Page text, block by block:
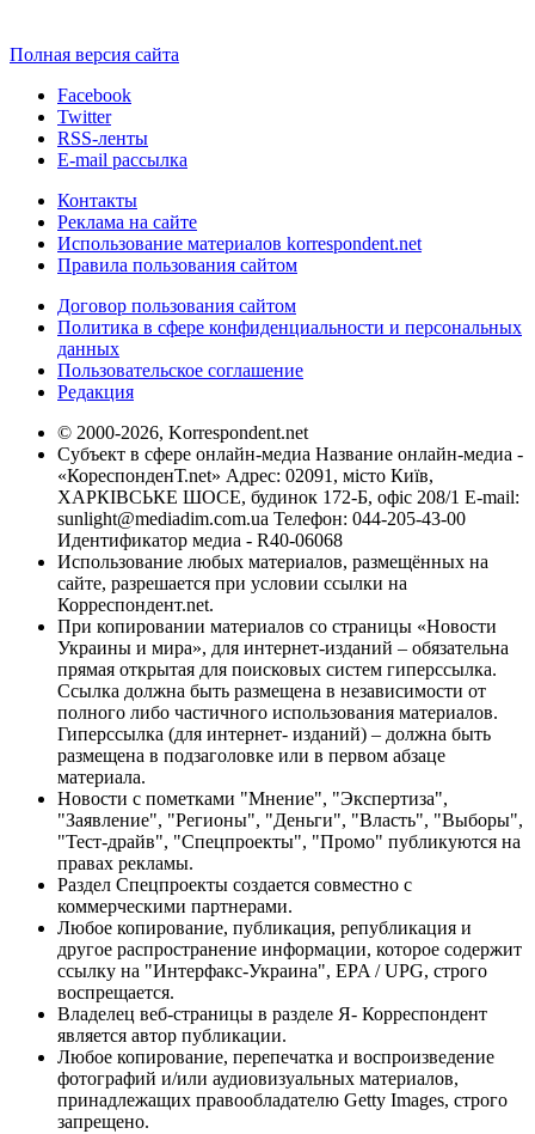
Полная версия сайта
Facebook
Twitter
RSS-ленты
E-mail рассылка
Контакты
Реклама на сайте
Использование материалов korrespondent.net
Правила пользования сайтом
Договор пользования сайтом
Политика в сфере конфиденциальности и персональных
данных
Пользовательское соглашение
Редакция
© 2000-2026, Korrespondent.net
Субъект в сфере онлайн-медиа Название онлайн-медиа -
«КореспонденТ.net» Адрес: 02091, місто Київ,
ХАРКІВСЬКЕ ШОСЕ, будинок 172-Б, офіс 208/1 E-mail:
sunlight@mediadim.com.ua Телефон: 044-205-43-00
Идентификатор медиа - R40-06068
Использование любых материалов, размещённых на
сайте, разрешается при условии ссылки на
Корреспондент.net.
При копировании материалов со страницы «Новости
Украины и мира», для интернет-изданий – обязательна
прямая открытая для поисковых систем гиперссылка.
Ссылка должна быть размещена в независимости от
полного либо частичного использования материалов.
Гиперссылка (для интернет- изданий) – должна быть
размещена в подзаголовке или в первом абзаце
материала.
Новости с пометками "Мнение", "Экспертиза",
"Заявление", "Регионы", "Деньги", "Власть", "Выборы",
"Тест-драйв", "Спецпроекты", "Промо" публикуются на
правах рекламы.
Раздел Спецпроекты создается совместно с
коммерческими партнерами.
Любое копирование, публикация, републикация и
другое распространение информации, которое содержит
ссылку на "Интерфакс-Украина", EPA / UPG, строго
воспрещается.
Владелец веб-страницы в разделе Я- Корреспондент
является автор публикации.
Любое копирование, перепечатка и воспроизведение
фотографий и/или аудиовизуальных материалов,
принадлежащих правообладателю Getty Images, строго
запрещено.